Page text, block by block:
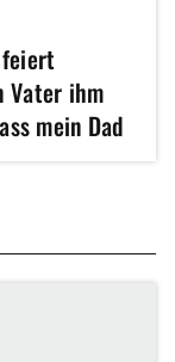
Vater ihm
mein Dad